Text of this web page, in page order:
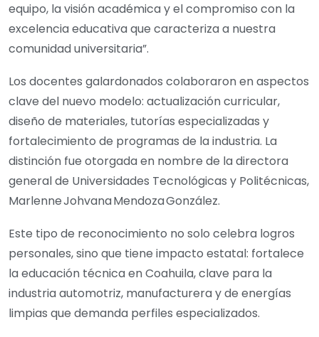
equipo, la visión académica y el compromiso con la
excelencia educativa que caracteriza a nuestra
comunidad universitaria”.
Los docentes galardonados colaboraron en aspectos
clave del nuevo modelo: actualización curricular,
diseño de materiales, tutorías especializadas y
fortalecimiento de programas de la industria. La
distinción fue otorgada en nombre de la directora
general de Universidades Tecnológicas y Politécnicas,
‎Marlenne Johvana Mendoza González.
Este tipo de reconocimiento no solo celebra logros
personales, sino que tiene impacto estatal: fortalece
la educación técnica en Coahuila, clave para la
industria automotriz, manufacturera y de energías
limpias que demanda perfiles especializados.